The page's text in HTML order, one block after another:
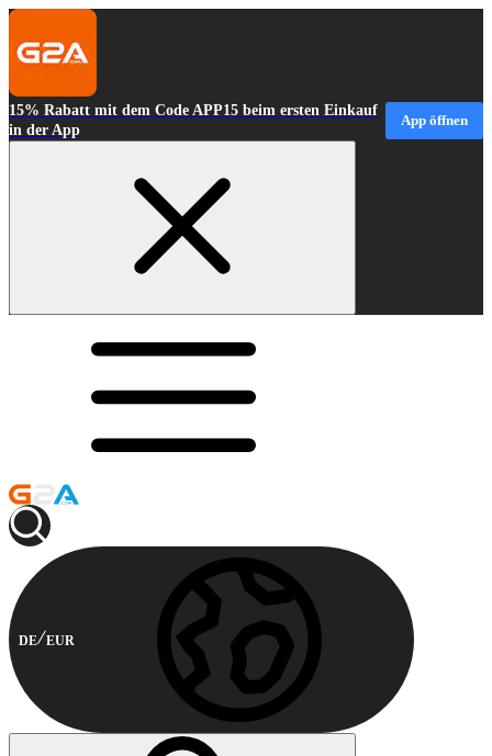
15% Rabatt mit dem Code APP15 beim ersten Einkauf
in der App
App öffnen
DE EUR